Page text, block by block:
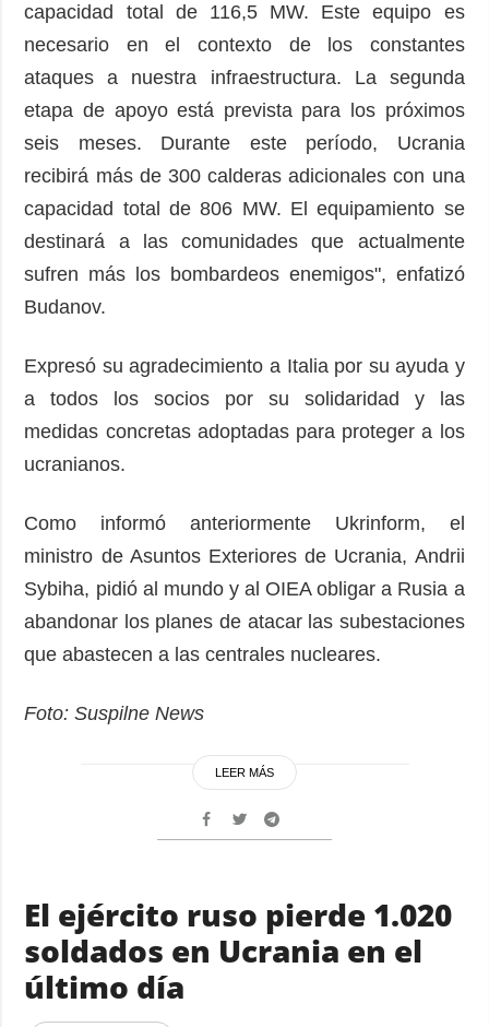
capacidad total de 116,5 MW. Este equipo es
necesario en el contexto de los constantes
ataques a nuestra infraestructura. La segunda
etapa de apoyo está prevista para los próximos
seis meses. Durante este período, Ucrania
recibirá más de 300 calderas adicionales con una
capacidad total de 806 MW. El equipamiento se
destinará a las comunidades que actualmente
sufren más los bombardeos enemigos", enfatizó
Budanov.
Expresó su agradecimiento a Italia por su ayuda y
a todos los socios por su solidaridad y las
medidas concretas adoptadas para proteger a los
ucranianos.
Como informó anteriormente Ukrinform, el
ministro de Asuntos Exteriores de Ucrania, Andrii
Sybiha, pidió al mundo y al OIEA obligar a Rusia a
abandonar los planes de atacar las subestaciones
que abastecen a las centrales nucleares.
Foto: Suspilne News
LEER MÁS
El ejército ruso pierde 1.020
soldados en Ucrania en el
último día